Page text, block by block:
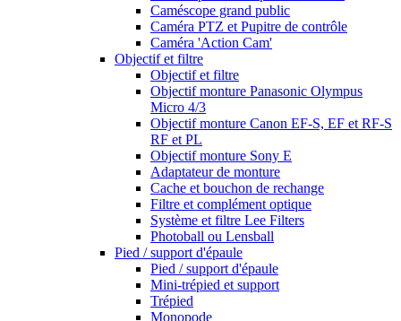
Caméscope grand public
Caméra PTZ et Pupitre de contrôle
Caméra 'Action Cam'
Objectif et filtre
Objectif et filtre
Objectif monture Panasonic Olympus
Micro 4/3
Objectif monture Canon EF-S, EF et RF-S
RF et PL
Objectif monture Sony E
Adaptateur de monture
Cache et bouchon de rechange
Filtre et complément optique
Système et filtre Lee Filters
Photoball ou Lensball
Pied / support d'épaule
Pied / support d'épaule
Mini-trépied et support
Trépied
Monopode